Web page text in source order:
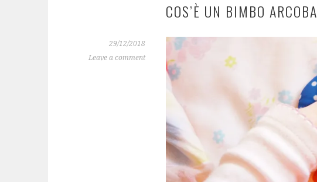
COS’È UN BIMBO
29/12/2018
Leave a comment